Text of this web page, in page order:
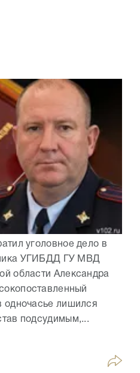
уголовное дело в
УГИБДД ГУ МВД
области Александра
одночасье лишился
подсудимым,...